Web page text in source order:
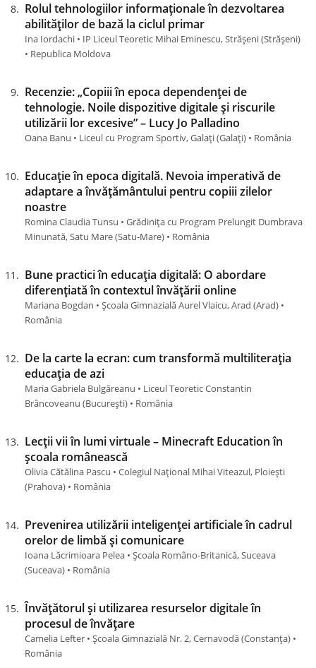
Rolul tehnologiilor informaționale în dezvoltarea
abilităților de bază la ciclul primar
Ina Iordachi • IP Liceul Teoretic Mihai Eminescu, Strășeni (Străşeni)
• Republica Moldova
Recenzie: „Copiii în epoca dependenței de
tehnologie. Noile dispozitive digitale și riscurile
utilizării lor excesive” – Lucy Jo Palladino
Oana Banu • Liceul cu Program Sportiv, Galați (Galaţi) • România
Educație în epoca digitală. Nevoia imperativă de
adaptare a învățământului pentru copiii zilelor
noastre
Romina Claudia Tunsu • Grădinița cu Program Prelungit Dumbrava
Minunată, Satu Mare (Satu-Mare) • România
Bune practici în educația digitală: O abordare
diferențiată în contextul învățării online
Mariana Bogdan • Școala Gimnazială Aurel Vlaicu, Arad (Arad) •
România
De la carte la ecran: cum transformă multiliterația
educația de azi
Maria Gabriela Bulgăreanu • Liceul Teoretic Constantin
Brâncoveanu (Bucureşti) • România
Lecții vii în lumi virtuale – Minecraft Education în
școala românească
Olivia Cătălina Pascu • Colegiul Național Mihai Viteazul, Ploiești
(Prahova) • România
Prevenirea utilizării inteligenței artificiale în cadrul
orelor de limbă și comunicare
Ioana Lăcrimioara Pelea • Școala Româno-Britanică, Suceava
(Suceava) • România
Învățătorul și utilizarea resurselor digitale în
procesul de învățare
Camelia Lefter • Școala Gimnazială Nr. 2, Cernavodă (Constanţa) •
România